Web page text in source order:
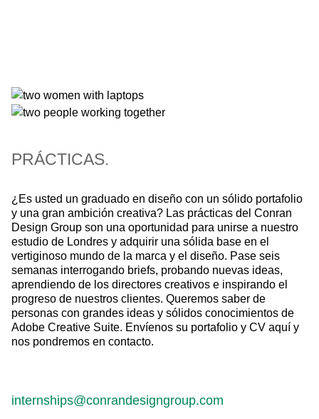
PRÁCTICAS.
¿Es usted un graduado en diseño con un sólido portafolio
y una gran ambición creativa? Las prácticas del Conran
Design Group son una oportunidad para unirse a nuestro
estudio de Londres y adquirir una sólida base en el
vertiginoso mundo de la marca y el diseño. Pase seis
semanas interrogando briefs, probando nuevas ideas,
aprendiendo de los directores creativos e inspirando el
progreso de nuestros clientes. Queremos saber de
personas con grandes ideas y sólidos conocimientos de
Adobe Creative Suite. Envíenos su portafolio y CV aquí y
nos pondremos en contacto.
internships@conrandesigngroup.com